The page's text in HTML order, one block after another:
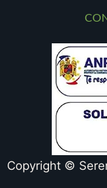
Copyright ©